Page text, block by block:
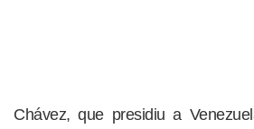
Chávez, que presidiu a